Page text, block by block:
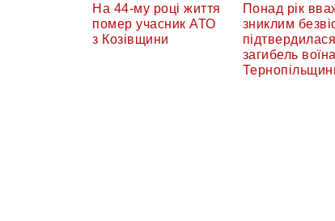
На 44-му році життя
помер учасник АТО
з Козівщини
Понад рік
зниклим
підтвердилася
загибель